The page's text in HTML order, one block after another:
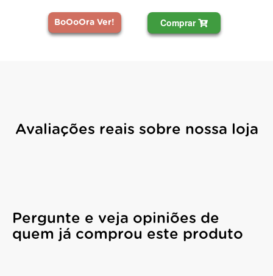
BoOoOra Ver! Comprar
Avaliações reais sobre nossa loja
Pergunte e veja opiniões de
quem já comprou este produto